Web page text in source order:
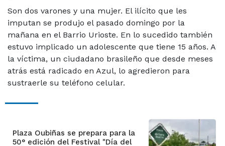
Son dos varones y una mujer. El ilícito que les
imputan se produjo el pasado domingo por la
mañana en el Barrio Urioste. En lo sucedido también
estuvo implicado un adolescente que tiene 15 años. A
la víctima, un ciudadano brasileño que desde meses
atrás está radicado en Azul, lo agredieron para
sustraerle su teléfono celular.
Plaza Oubiñas se prepara para la
50° edición del Festival "Día del